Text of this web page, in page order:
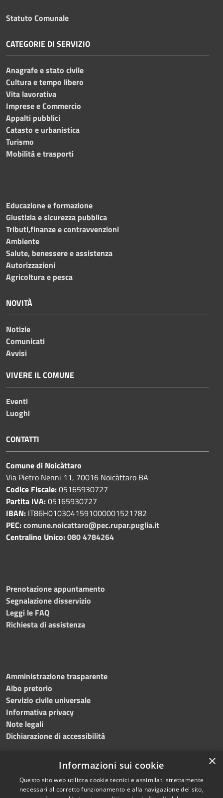
Statuto Comunale
CATEGORIE DI SERVIZIO
Anagrafe e stato civile
Cultura e tempo libero
Vita lavorativa
Imprese e Commercio
Appalti pubblici
Catasto e urbanistica
Turismo
Mobilità e trasporti
Educazione e formazione
Giustizia e sicurezza pubblica
Tributi,finanze e contravvenzioni
Ambiente
Salute, benessere e assistenza
Autorizzazioni
Agricoltura e pesca
NOVITÀ
Notizie
Comunicati
Avvisi
VIVERE IL COMUNE
Eventi
Luoghi
CONTATTI
Comune di Noicàttaro
Via Pietro Nenni 11, 70016 Noicàttaro BA
Codice Fiscale:05165930727
Partita IVA:05165930727
IBAN: IT86H0103041591000001521782
PEC:comune.noicattaro@pec.rupar.puglia.it
Centralino Unico:080 4784264
Prenotazione appuntamento
Segnalazione disservizio
Leggi le FAQ
Richiesta di assistenza
Amministrazione trasparente
Albo pretorio
Servizio civile universale
Informativa privacy
Note legali
Dichiarazione di accessibilità
RSS
Accessibilità
Copyright © 2023 •
Comune di Noicàttaro
×
Informazioni sui cookie
Questo sito web utilizza cookie tecnici e assimilati strettamente
necessari al corretto funzionamento e alla navigazione del sito,